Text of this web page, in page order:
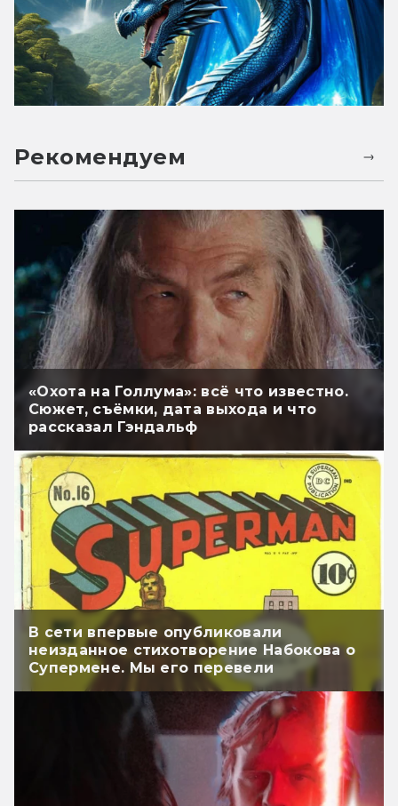
Рекомендуем
«Охота на Голлума»: всё что известно.
Сюжет, съёмки, дата выхода и что
рассказал Гэндальф
В сети впервые опубликовали
неизданное стихотворение Набокова о
Супермене. Мы его перевели